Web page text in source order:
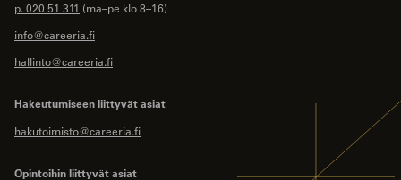
p. 020 51 311 (ma–pe klo 8–16)
info@careeria.fi
hallinto@careeria.fi
Hakeutumiseen liittyvät asiat
hakutoimisto@careeria.fi
Opintoihin liittyvät asiat